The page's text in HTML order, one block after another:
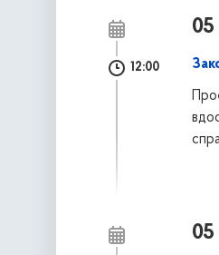
05
12:00
05